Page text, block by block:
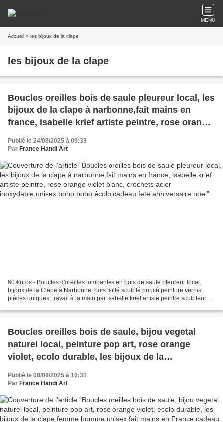
MENU
Accueil » les bijoux de la clape
les bijoux de la clape
Boucles oreilles bois de saule pleureur local, les
bijoux de la clape à narbonne,fait mains en
france, isabelle krief artiste peintre, rose orange
violet blanc, crochets acier inoxydable,unisex
boho bobo écolo,cadeau fete anniversaire noel
Publié le 24/08/2025 à 09:33
Par France Handi Art
60 €uros - Boucles d'oreilles tombantes en bois de saule pleureur local,
bijoux de la Clape à Narbonne, bois taillé sculpté poncé peinture vernis,
pièces uniques, travail à la main par isabelle krief artiste peintre sculpteure,
Boucles oreilles bois de saule, bijou vegetal
naturel local, peinture pop art, rose orange
violet, ecolo durable, les bijoux de la
France,cadeau fete anniversaire noel
Publié le 08/08/2025 à 10:31
Par France Handi Art